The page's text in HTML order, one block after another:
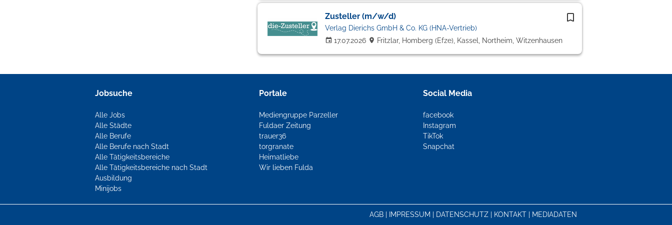
Zusteller (m/w/d)
17.07.2026
Verlag Dierichs GmbH & Co. KG (HNA-Vertrieb)
Fritzlar, Homberg (Efze), Kassel, Northeim, Witzenhausen
Jobsuche
Alle Jobs
Alle Städte
Alle Berufe
Alle Berufe nach Stadt
Alle Tätigkeitsbereiche
Alle Tätigkeitsbereiche nach Stadt
Ausbildung
Minijobs
Portale
Mediengruppe Parzeller
Fuldaer Zeitung
trauer36
torgranate
Heimatliebe
Wir lieben Fulda
Social Media
facebook
Instagram
TikTok
Snapchat
AGB IMPRESSUM DATENSCHUTZ KONTAKT MEDIADATEN